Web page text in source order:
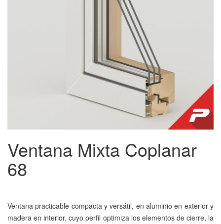
Ventana Mixta Coplanar
68
Ventana practicable compacta y versátil, en aluminio en exterior y
madera en interior, cuyo perfil optimiza los elementos de cierre, la